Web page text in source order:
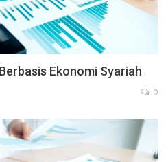
Ekonomi Syariah
0